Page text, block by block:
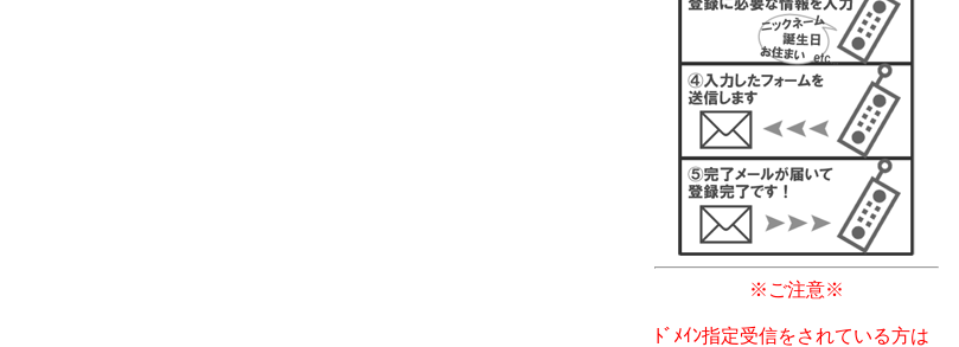
※ご注意※
ﾄﾞﾒｲﾝ指定受信をされている方は